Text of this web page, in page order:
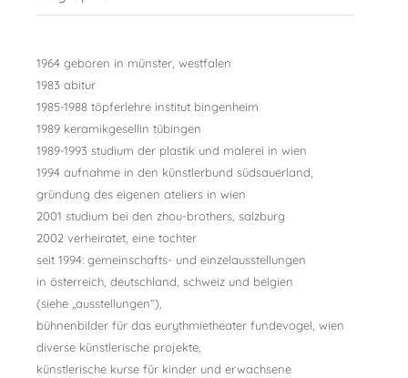
1964 geboren in münster, westfalen
1983 abitur
1985-1988 töpferlehre institut bingenheim
1989 keramikgesellin tübingen
1989-1993 studium der plastik und malerei in wien
1994 aufnahme in den künstlerbund südsauerland,
gründung des eigenen ateliers in wien
2001 studium bei den zhou-brothers, salzburg
2002 verheiratet, eine tochter
seit 1994: gemeinschafts- und einzelausstellungen
in österreich, deutschland, schweiz und belgien
(siehe „ausstellungen“),
bühnenbilder für das eurythmietheater fundevogel, wien
diverse künstlerische projekte,
künstlerische kurse für kinder und erwachsene